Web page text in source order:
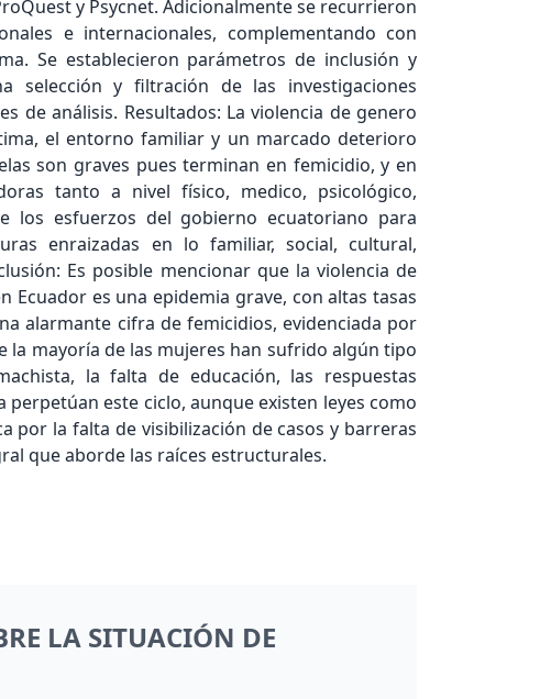
y Psycnet. Adicionalmente se recurrieron
e internacionales, complementando con
Se establecieron parámetros de inclusión y
selección y filtración de las investigaciones
de análisis. Resultados: La violencia de genero
el entorno familiar y un marcado deterioro
son graves pues terminan en femicidio, y en
tanto a nivel físico, medico, psicológico,
los esfuerzos del gobierno ecuatoriano para
enraizadas en lo familiar, social, cultural,
Es posible mencionar que la violencia de
Ecuador es una epidemia grave, con altas tasas
alarmante cifra de femicidios, evidenciada por
la mayoría de las mujeres han sufrido algún tipo
la falta de educación, las respuestas
este ciclo, aunque existen leyes como
por la falta de visibilización de casos y barreras
que aborde las raíces estructurales.
LA SITUACIÓN DE